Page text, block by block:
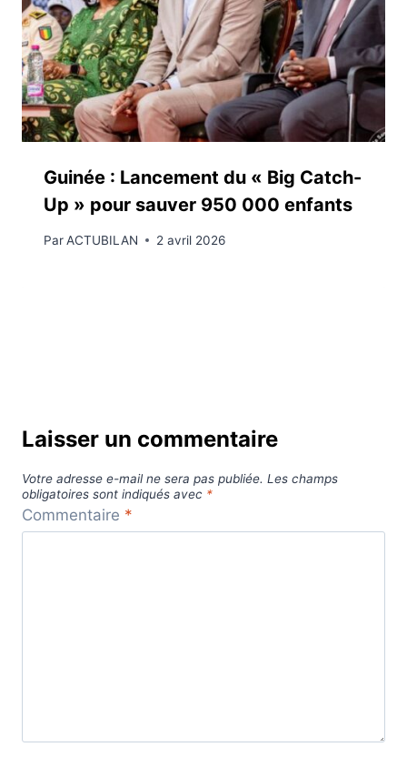
Guinée : Lancement du « Big Catch-
Up » pour sauver 950 000 enfants
ParACTUBILAN 2 avril 2026
Laisser un commentaire
Votre adresse e-mail ne sera pas publiée. Les champs
obligatoires sont indiqués avec *
Commentaire *